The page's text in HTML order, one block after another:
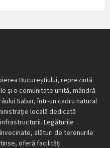
Bucureștiului, reprezintă
și o comunitate unită, mândră
Sabar, într-un cadru natural
locală dedicată
Legăturile
alături de terenurile
oferă facilități